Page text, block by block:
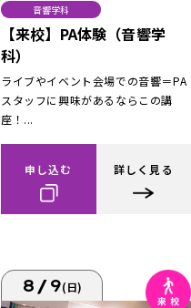
音響学科
【来校】PA体験（音響学
科）
ライブやイベント会場での音響＝PA
スタッフに興味があるならこの講
座！...
申し込む 詳しく見る
8/9(日)